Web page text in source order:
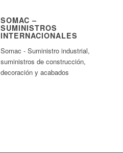
SOMAC –
SUMINISTROS
INTERNACIONALES
Somac - Suministro industrial,
suministros de construcción,
decoración y acabados